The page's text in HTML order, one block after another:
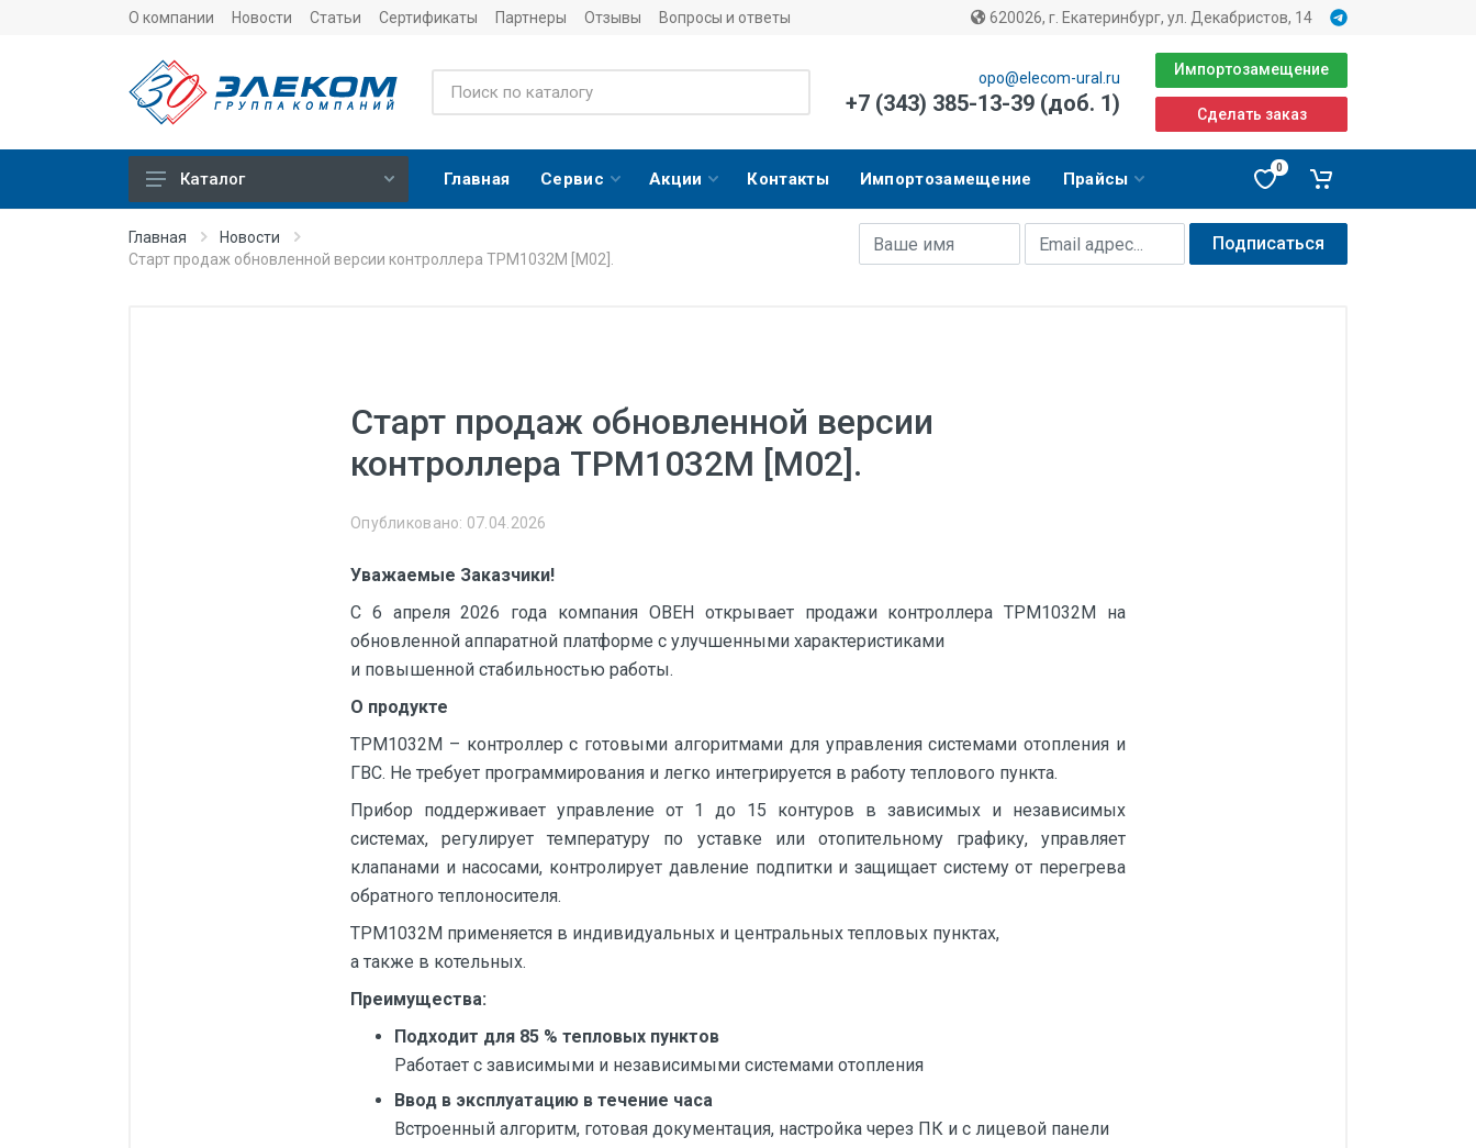
О компании Новости Статьи Сертификаты Партнеры Отзывы Вопросы и ответы 620026, г. Екатеринбург, ул. Декабристов, 14
opo@elecom-ural.ru
+7 (343) 385-13-39 (доб. 1)
Импортозамещение
Сделать заказ
Тепловычислители
Сумматоры электроэнергии
Каталог Главная Сервис Акции Контакты Импортозамещение Прайсы
0
Главная
Новости
Старт продаж обновленной версии контроллера ТРМ1032М [M02].
Имя
E-mail адрес Подписаться
Старт продаж обновленной версии
контроллера ТРМ1032М [M02].
Опубликовано: 07.04.2026
Уважаемые Заказчики!
С 6 апреля 2026 года компания ОВЕН открывает продажи контроллера ТРМ1032М на
обновленной аппаратной платформе с улучшенными характеристиками
и повышенной стабильностью работы.
О продукте
ТРМ1032М – контроллер с готовыми алгоритмами для управления системами отопления и
ГВС. Не требует программирования и легко интегрируется в работу теплового пункта.
Прибор поддерживает управление от 1 до 15 контуров в зависимых и независимых
системах, регулирует температуру по уставке или отопительному графику, управляет
клапанами и насосами, контролирует давление подпитки и защищает систему от перегрева
обратного теплоносителя.
ТРМ1032М применяется в индивидуальных и центральных тепловых пунктах,
а также в котельных.
Преимущества:
Подходит для 85 % тепловых пунктов
Работает с зависимыми и независимыми системами отопления
Ввод в эксплуатацию в течение часа
Встроенный алгоритм, готовая документация, настройка через ПК и с лицевой панели